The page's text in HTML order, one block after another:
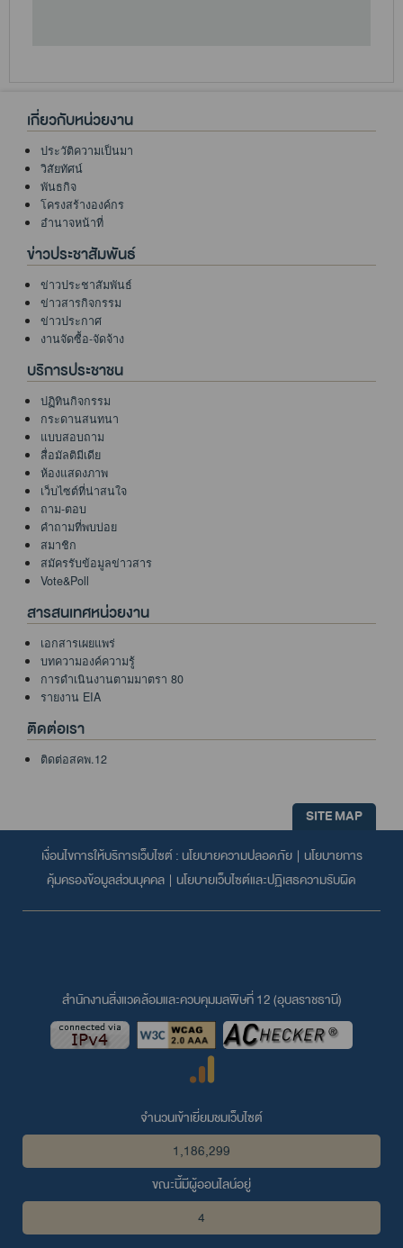
เกี่ยวกับหน่วยงาน
ประวัติความเป็นมา
วิสัยทัศน์
พันธกิจ
โครงสร้างองค์กร
อำนาจหน้าที่
ข่าวประชาสัมพันธ์
ข่าวประชาสัมพันธ์
ข่าวสารกิจกรรม
ข่าวประกาศ
งานจัดซื้อ-จัดจ้าง
บริการประชาชน
ปฏิทินกิจกรรม
กระดานสนทนา
แบบสอบถาม
สื่อมัลติมีเดีย
ห้องแสดงภาพ
เว็บไซต์ที่น่าสนใจ
ถาม-ตอบ
คำถามที่พบบ่อย
สมาชิก
สมัครรับข้อมูลข่าวสาร
Vote&Poll
สารสนเทศหน่วยงาน
เอกสารเผยแพร่
บทความองค์ความรู้
การดำเนินงานตามมาตรา 80
รายงาน EIA
ติดต่อเรา
ติดต่อสคพ.12
SITE MAP
เงื่อนไขการให้บริการเว็บไซต์ : นโยบายความปลอดภัย| นโยบายการ
คุ้มครองข้อมูลส่วนบุคคล | นโยบายเว็บไซต์และปฏิเสธความรับผิด
สำนักงานสิ่งแวดล้อมและควบคุมมลพิษที่ 12 (อุบลราชธานี)
จำนวนเข้าเยี่ยมชมเว็บไซต์
1,186,299
ขณะนี้มีผู้ออนไลน์อยู่
4